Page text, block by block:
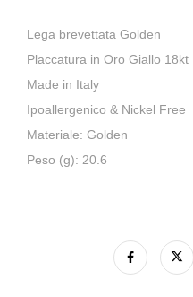
Lega brevettata Golden
Placcatura in Oro Giallo 18kt
Made in Italy
Ipoallergenico & Nickel Free
Materiale: Golden
Peso (g): 20.6